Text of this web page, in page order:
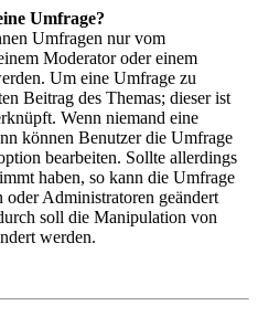
Umfrage?
Umfragen nur vom
Moderator oder einem
Um eine Umfrage zu
Beitrag des Themas; dieser ist
Wenn niemand eine
können Benutzer die Umfrage
bearbeiten. Sollte allerdings
haben, so kann die Umfrage
Administratoren geändert
soll die Manipulation von
werden.